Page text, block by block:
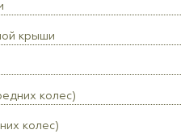
крыши
колес)
колес)